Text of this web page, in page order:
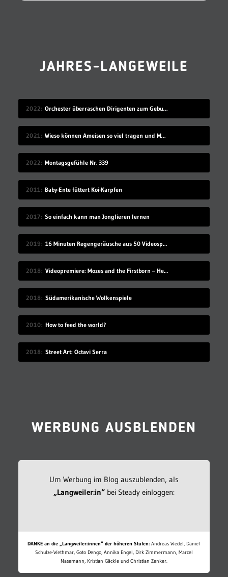
JAHRES-LANGEWEILE
2022 Orchester überraschen Dirigenten zum Geburtstag
2021 Wieso können Ameisen so viel tragen und Menschen nicht?
2022 Montagsgefühle Nr. 339
2011 Baby-Ente füttert Koi-Karpfen
2017 So einfach kann man Jonglieren lernen
2019 16 Minuten Regengeräusche aus 50 Videospielen
2018 Videopremiere: Mozes and the Firstborn – Hello
2018 Südamerikanische Wolkenspiele
2010 How to feed the world?
2018 Street Art: Octavi Serra
WERBUNG AUSBLENDEN
Um Werbung im Blog auszublenden, als
„Langweiler:in“bei Steady einloggen:
DANKE an die „Langweiler:innen“ der höheren Stufen: Andreas Wedel, Daniel
Schulze-Wethmar, Goto Dengo, Annika Engel, Dirk Zimmermann, Marcel
Nasemann, Kristian Gäckle und Christian Zenker.